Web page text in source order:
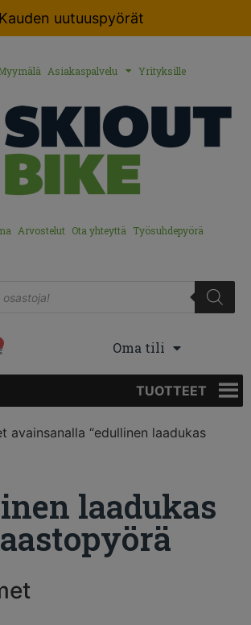
Kauden uutuuspyörät
Asiakaspalvelu Yrityksille
Arvostelut Ota yhteyttä Työsuhdepyörä
Oma tili
TUOTTEET
avainsanalla “edullinen laadukas
laadukas